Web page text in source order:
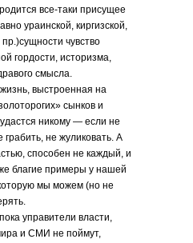
все-таки присущее
ураинской, киргизской,
пр.)сущности чувство
гордости, историзма,
смысла.
выстроенная на
сынков и
никому — если не
грабить, не жуликовать. А
способен не каждый, и
благие примеры у нашей
мы можем (но не
управители власти,
и СМИ не поймут,